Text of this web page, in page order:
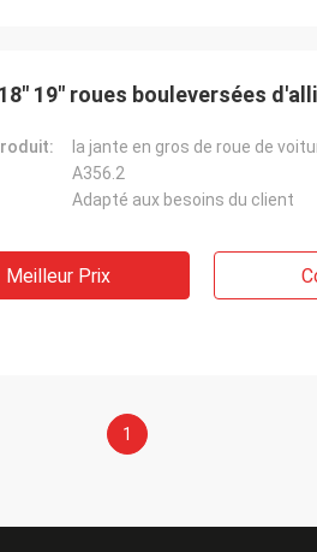
19" roues bouleversées
A356.2
Adapté aux besoins du client
Meilleur Prix
1